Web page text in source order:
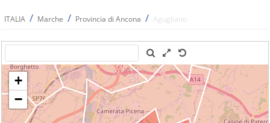
ITALIA / Marche / Provincia di Ancona / Agugliano